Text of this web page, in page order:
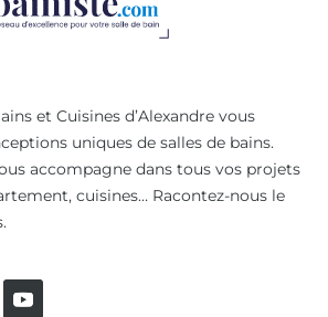
et Cuisines d’Alexandre vous
uniques de salles de bains.
accompagne dans tous vos projets
cuisines… Racontez-nous le